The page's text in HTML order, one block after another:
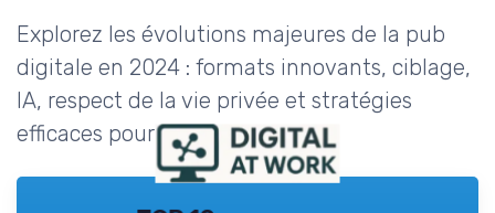
Explorez les évolutions majeures de la pub
digitale en 2024 : formats innovants, ciblage,
IA, respect de la vie privée et stratégies
efficaces pour réussir sur le web.